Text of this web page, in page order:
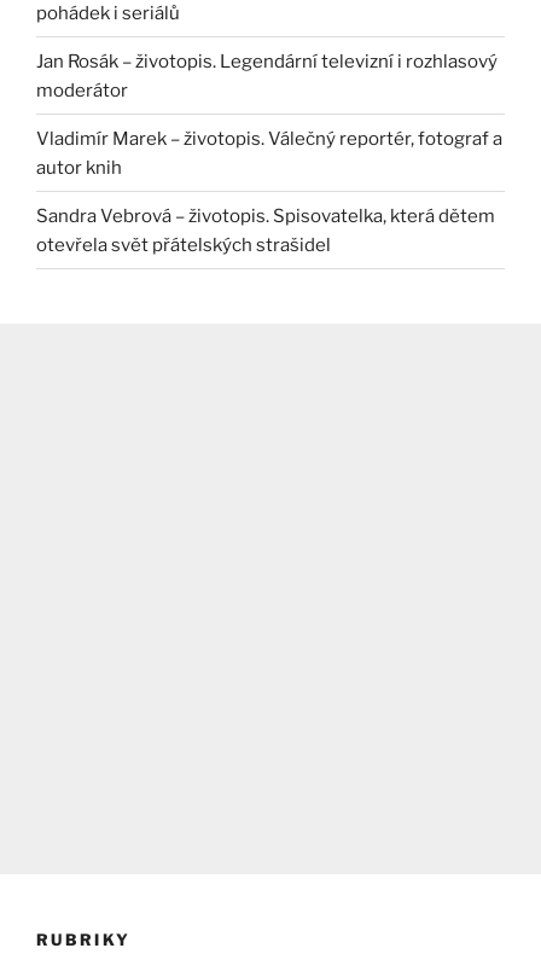
pohádek i seriálů
Jan Rosák – životopis. Legendární televizní i rozhlasový
moderátor
Vladimír Marek – životopis. Válečný reportér, fotograf a
autor knih
Sandra Vebrová – životopis. Spisovatelka, která dětem
otevřela svět přátelských strašidel
RUBRIKY